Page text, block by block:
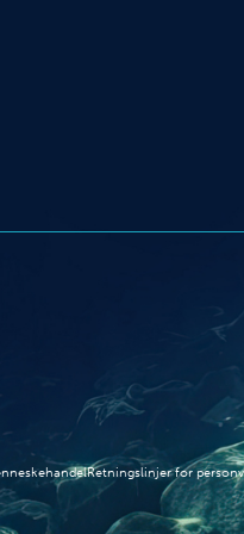
Retningslinjer for